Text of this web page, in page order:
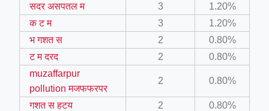
feed-calculator
सदर असपतल म
3
1.20%
क ट म
3
1.20%
भ गशत स
2
0.80%
ट म दरद
2
0.80%
muzaffarpur
pollution मजफफरपर
2 0.80%
गशत स हटय 2
0.80%